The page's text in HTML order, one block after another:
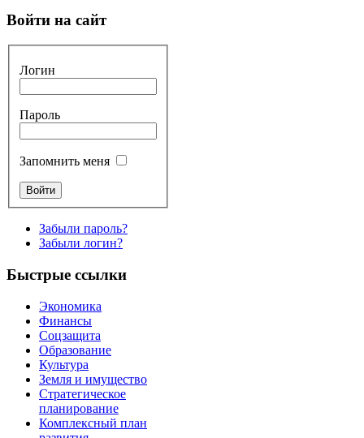
Войти на сайт
Логин
Пароль
Запомнить меня
Забыли пароль?
Забыли логин?
Быстрые ссылки
Экономика
Финансы
Соцзащита
Образование
Культура
Земля и имущество
Стратегическое
планирование
Комплексный план